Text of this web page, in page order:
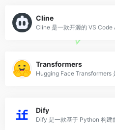
Cline
Transformers
Dify